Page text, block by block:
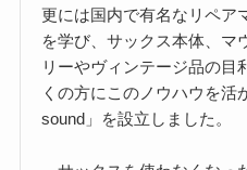
更には国内で有名なリペア
を学び、サックス本体、マ
リーやヴィンテージ品の目
くの方にこのノウハウを活
sound」を設立しました。